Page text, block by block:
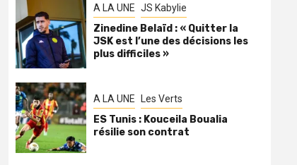
A LA UNE JS Kabylie
Zinedine Belaïd : « Quitter la
JSK est l’une des décisions les
plus difficiles »
A LA UNE Les Verts
ES Tunis : Kouceila Boualia
résilie son contrat